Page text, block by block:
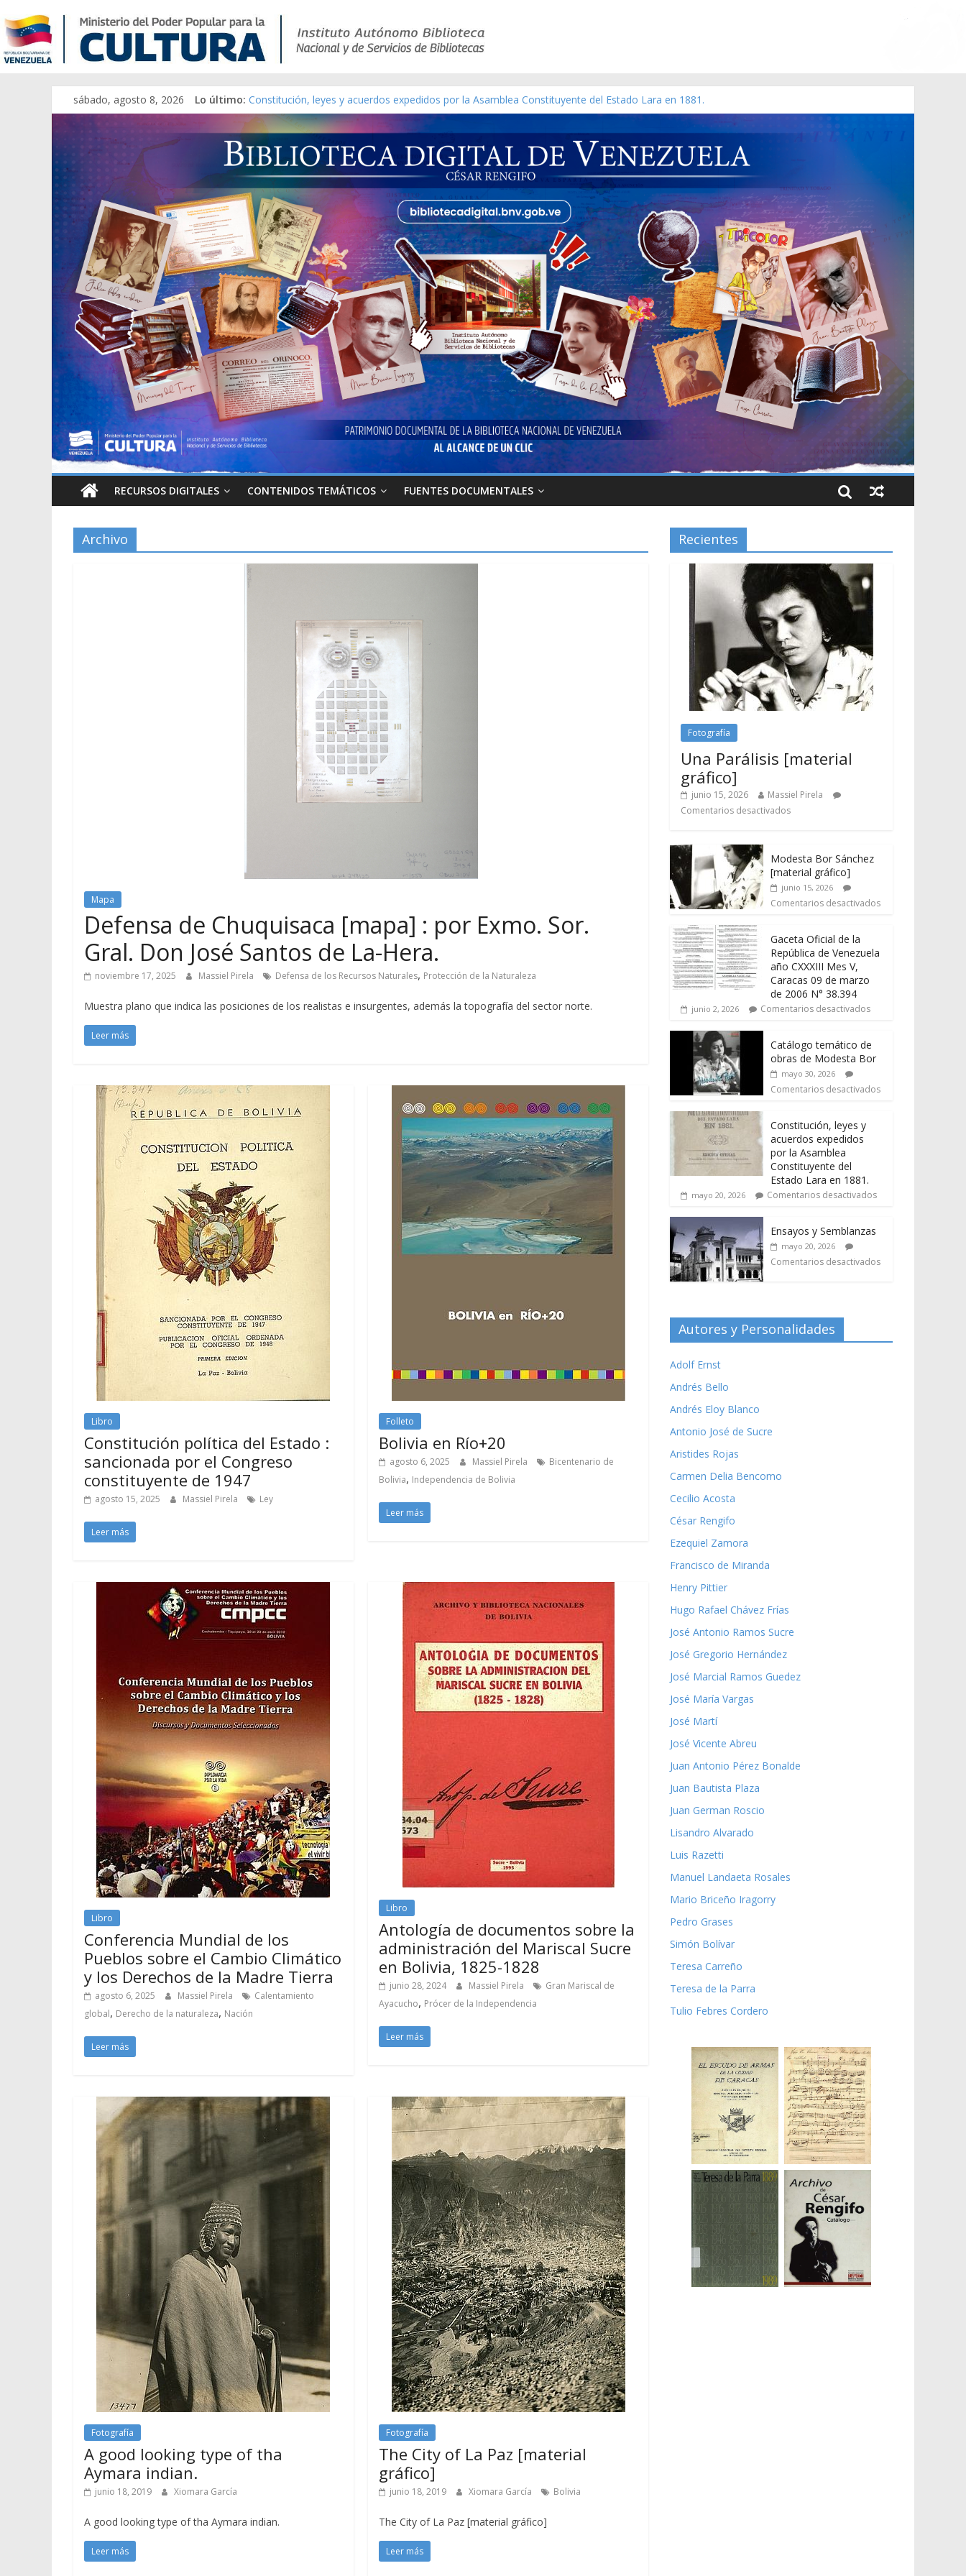
sábado, agosto 8, 2026 Lo último: Constitución, leyes y acuerdos expedidos por la Asamblea Constituyente del Estado Lara en 1881.
Una Parálisis [material gráfico]
Modesta Bor Sánchez [material gráfico]
Gaceta Oficial de la República de Venezuela año CXXXIII Mes V, Caracas 09 de marzo de 2006 N° 38.394
Catálogo temático de obras de Modesta Bor
RECURSOS DIGITALES CONTENIDOS TEMÁTICOS FUENTES DOCUMENTALES
Archivo
Mapa
Defensa de Chuquisaca [mapa] : por Exmo. Sor.
Gral. Don José Santos de La-Hera.
noviembre 17, 2025 Massiel Pirela Defensa de los Recursos Naturales, Protección de la Naturaleza
Muestra plano que indica las posiciones de los realistas e insurgentes, además la topografía del sector norte.
Leer más
Libro
Constitución política del Estado :
sancionada por el Congreso
constituyente de 1947
agosto 15, 2025 Massiel Pirela Ley
Leer más
Folleto
Bolivia en Río+20
agosto 6, 2025 Massiel Pirela
Bicentenario de
Bolivia, Independencia de Bolivia
Leer más
Libro
Conferencia Mundial de los
Pueblos sobre el Cambio Climático
y los Derechos de la Madre Tierra
agosto 6, 2025 Massiel Pirela
Calentamiento
global, Derecho de la naturaleza, Nación
Leer más
Libro
Antología de documentos sobre la
administración del Mariscal Sucre
en Bolivia, 1825-1828
junio 28, 2024 Massiel Pirela
Gran Mariscal de
Ayacucho, Prócer de la Independencia
Leer más
Fotografía
A good looking type of tha
Aymara indian.
junio 18, 2019 Xiomara García
A good looking type of tha Aymara indian.
Leer más
Fotografía
The City of La Paz [material
gráfico]
junio 18, 2019 Xiomara García Bolivia
The City of La Paz [material gráfico]
Leer más
Recientes
Fotografía
Una Parálisis [material
gráfico]
junio 15, 2026
Massiel Pirela
Comentarios desactivados
Modesta Bor Sánchez
[material gráfico]
junio 15, 2026
Comentarios desactivados
Gaceta Oficial de la
República de Venezuela
año CXXXIII Mes V,
Caracas 09 de marzo
de 2006 N° 38.394
junio 2, 2026 Comentarios desactivados
Catálogo temático de
obras de Modesta Bor
mayo 30, 2026
Comentarios desactivados
Constitución, leyes y
acuerdos expedidos
por la Asamblea
Constituyente del
Estado Lara en 1881.
mayo 20, 2026 Comentarios desactivados
Ensayos y Semblanzas
mayo 20, 2026
Comentarios desactivados
Autores y Personalidades
Adolf Ernst
Andrés Bello
Andrés Eloy Blanco
Antonio José de Sucre
Aristides Rojas
Carmen Delia Bencomo
Cecilio Acosta
César Rengifo
Ezequiel Zamora
Francisco de Miranda
Henry Pittier
Hugo Rafael Chávez Frías
José Antonio Ramos Sucre
José Gregorio Hernández
José Marcial Ramos Guedez
José María Vargas
José Martí
José Vicente Abreu
Juan Antonio Pérez Bonalde
Juan Bautista Plaza
Juan German Roscio
Lisandro Alvarado
Luis Razetti
Manuel Landaeta Rosales
Mario Briceño Iragorry
Pedro Grases
Simón Bolívar
Teresa Carreño
Teresa de la Parra
Tulio Febres Cordero